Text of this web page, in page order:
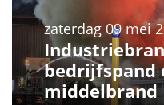
zaterdag 09 mei
bedrijfspand
middelbrand